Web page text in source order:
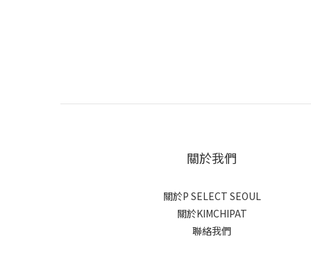
關於我們
關於P SELECT SEOUL
關於KIMCHIPAT
聯絡我們